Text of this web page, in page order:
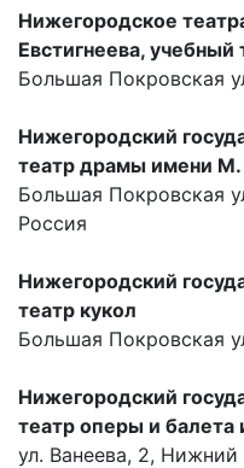
Нижегородское
Евстигнеева, учебный
Большая Покровская
Нижегородский
театр драмы имени М.
Большая Покровская
Россия
Нижегородский
театр кукол
Большая Покровская
Нижегородский
театр оперы и
ул. Ванеева, 2,